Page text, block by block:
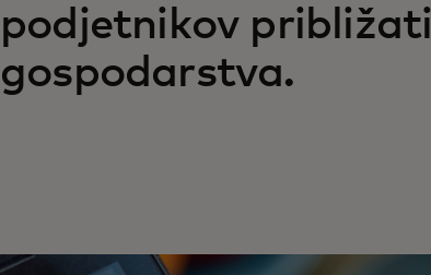
podjetnikov
gospodarstva.